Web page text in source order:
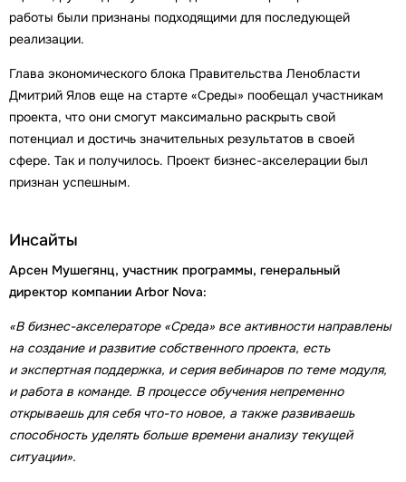
работы были признаны подходящими для последующей
реализации.
Глава экономического блока Правительства Ленобласти
Дмитрий Ялов еще на старте «Среды» пообещал участникам
проекта, что они смогут максимально раскрыть свой
потенциал и достичь значительных результатов в своей
сфере. Так и получилось. Проект бизнес-акселерации был
признан успешным.
Инсайты
Арсен Мушегянц, участник программы, генеральный
директор компании Arbor Nova:
«В бизнес-акселераторе «Среда» все активности направлены
на создание и развитие собственного проекта, есть
и экспертная поддержка, и серия вебинаров по теме модуля,
и работа в команде. В процессе обучения непременно
открываешь для себя что-то новое, а также развиваешь
способность уделять больше времени анализу текущей
ситуации».